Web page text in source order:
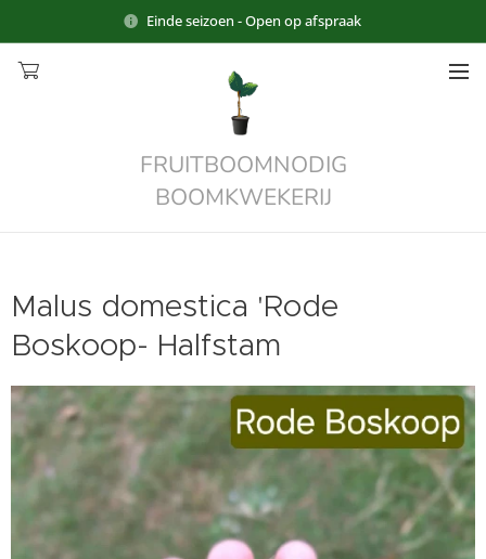
Einde seizoen - Open op afspraak
FRUITBOOMNODIG
BOOMKWEKERIJ
Malus domestica 'Rode
Boskoop- Halfstam